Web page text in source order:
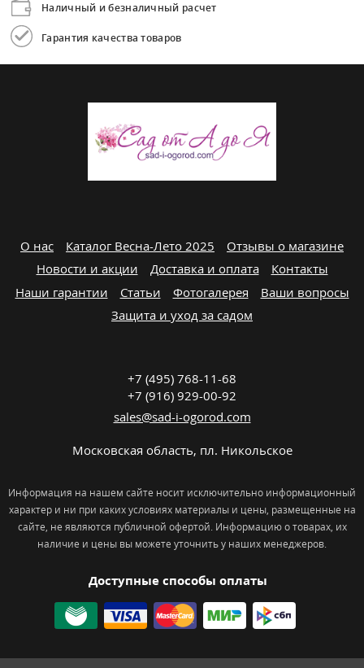
Наличный и безналичный расчет
Гарантия качества товаров
О нас Каталог Весна-Лето 2025
Отзывы о магазине
Новости и акции
Доставка и оплата
Контакты
Наши гарантии
Статьи Фотогалерея
Ваши вопросы
Защита и уход за садом
Доступные способы оплаты
+7 (495) 768-11-68
+7 (916) 929-00-92
sales@sad-i-ogorod.com
Московская область, пл. Никольcкое
Информация на нашем сайте носит исключительно информационный
характер и ни при каких условиях материалы и цены, размещенные на
сайте, не являются публичной офертой. Информацию о товарах, их
наличие и цены вы можете уточнить у наших менеджеров.